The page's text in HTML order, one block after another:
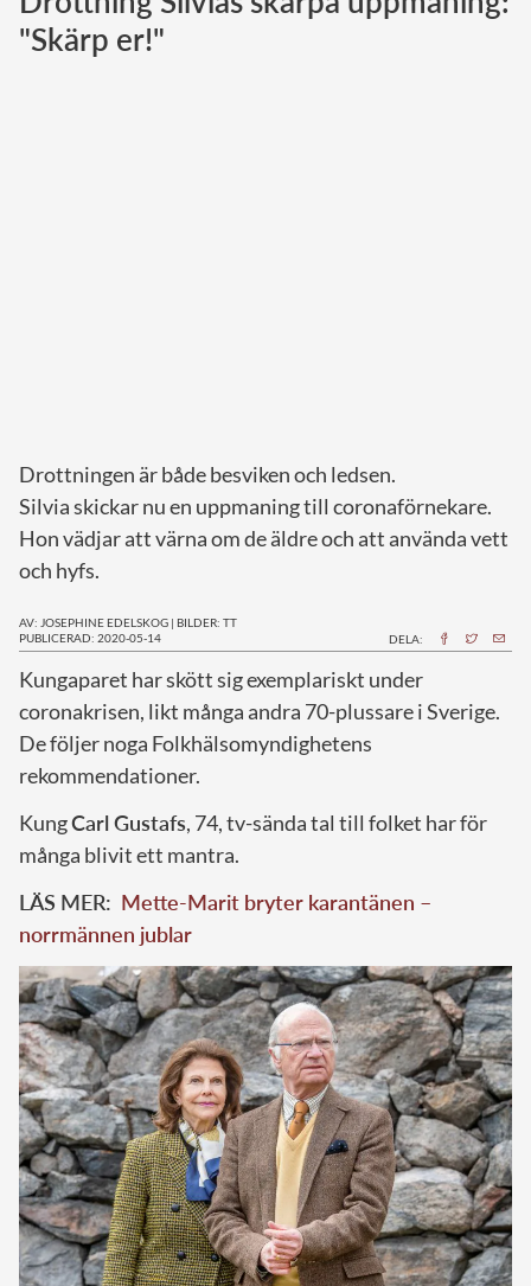
"Skärp er!"
Drottningen är både besviken och ledsen.
Silvia skickar nu en uppmaning till coronaförnekare.
Hon vädjar att värna om de äldre och att använda vett
och hyfs.
AV: JOSEPHINE EDELSKOG | BILDER: TT
PUBLICERAD: 2020-05-14
DELA:
Kungaparet har skött sig exemplariskt under
coronakrisen, likt många andra 70-plussare i Sverige.
De följer noga Folkhälsomyndighetens
rekommendationer.
KungCarl Gustafs, 74, tv-sända tal till folket har för
många blivit ett mantra.
LÄS MER: Mette-Marit bryter karantänen –
norrmännen jublar